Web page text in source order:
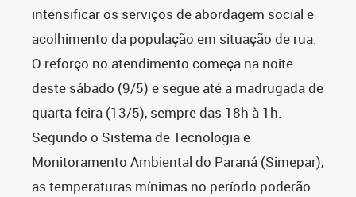
intensificar os serviços de abordagem social e
acolhimento da população em situação de rua.
O reforço no atendimento começa na noite
deste sábado (9/5) e segue até a madrugada de
quarta-feira (13/5), sempre das 18h à 1h.
Segundo o Sistema de Tecnologia e
Monitoramento Ambiental do Paraná (Simepar),
as temperaturas mínimas no período poderão